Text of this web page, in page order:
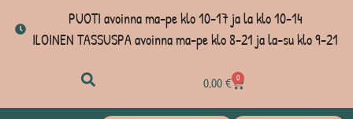
PUOTI avoinna ma-pe klo 10-17 ja la klo 10-14
ILOINEN TASSUSPA avoinna ma-pe klo 8-21 ja la-su klo 9-21
0,00€ 0